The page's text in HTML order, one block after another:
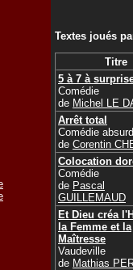
Textes joués
Titre
5 à 7 à
Comédie
de Michel LE
Arrêt total
Comédie
de Corentin
Colocation
Comédie
de Pascal
GUILLEMAUD
Et Dieu créa
la Femme et la
Maîtresse
Vaudeville
de Mathias